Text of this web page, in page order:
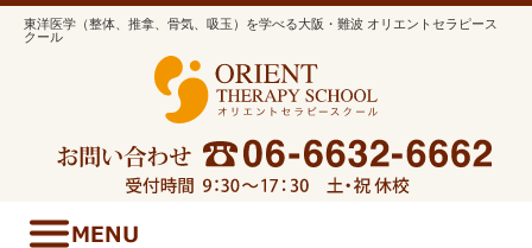
東洋医学（整体、推拿、骨気、吸玉）を学べる大阪・難波 オリエントセラピース
クール